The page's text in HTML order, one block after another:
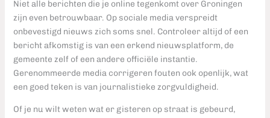
Niet alle berichten die je online tegenkomt over Groningen
zijn even betrouwbaar. Op sociale media verspreidt
onbevestigd nieuws zich soms snel. Controleer altijd of een
bericht afkomstig is van een erkend nieuwsplatform, de
gemeente zelf of een andere officiële instantie.
Gerenommeerde media corrigeren fouten ook openlijk, wat
een goed teken is van journalistieke zorgvuldigheid.
Of je nu wilt weten wat er gisteren op straat is gebeurd,